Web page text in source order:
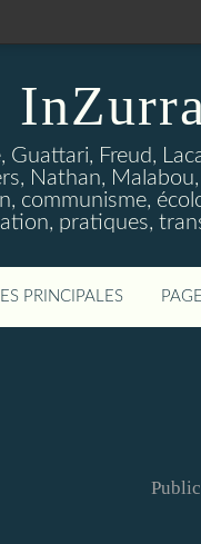
Guattari, Freud,
Nathan,
communisme,
pratiques,
PRINCIPALES